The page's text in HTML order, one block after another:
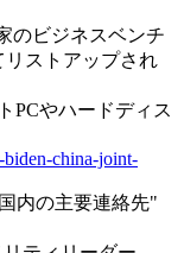
のビジネスベンチ
リストアップされ
PCやハードディス
china-joint-
内の主要連絡先"